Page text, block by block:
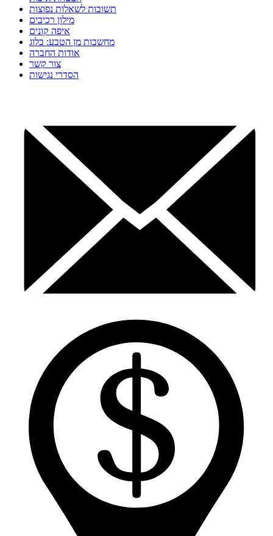
תשובות לשאלות נפוצות
מילון רכיבים
איפה קונים
מחשבות מן הטבע: בלוג
אודות החברה
צור קשר
הסדרי נגישות